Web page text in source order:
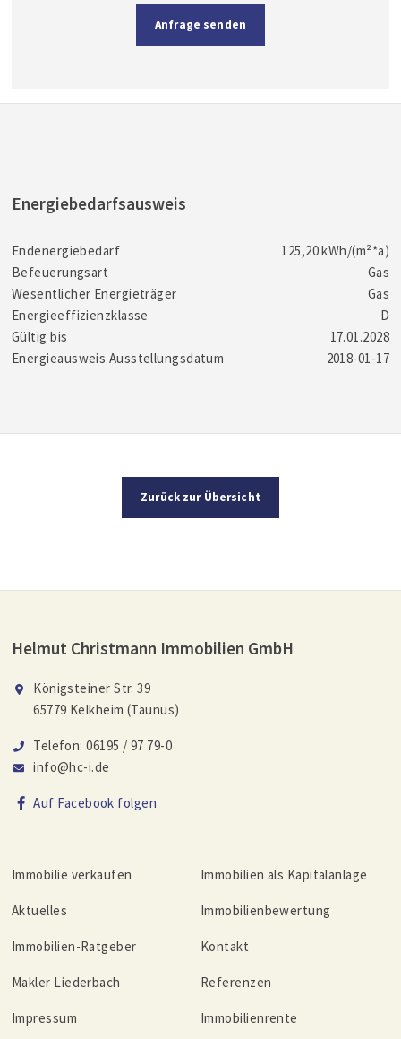
Anfrage senden
Energiebedarfsausweis
Endenergiebedarf
125,20 kWh/(m²*a)
Befeuerungsart
Gas
Wesentlicher Energieträger
Gas
Energieeffizienzklasse
D
Gültig bis
17.01.2028
Energieausweis Ausstellungsdatum
2018-01-17
Zurück zur Übersicht
Helmut Christmann Immobilien GmbH
Königsteiner Str. 39
65779 Kelkheim (Taunus)
Telefon: 06195 / 97 79-0
info@hc-i.de
Auf Facebook folgen
Immobilie verkaufen Immobilien als Kapitalanlage
Aktuelles Immobilienbewertung
Immobilien-Ratgeber Kontakt
Makler Liederbach Referenzen
Impressum Immobilienrente